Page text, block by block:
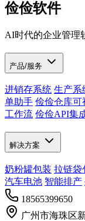
俭俭软件
AI时代的企业管理
产品/服务
进销存系统 生产系
单助手 俭俭仓库可
工作流 俭俭API集
解决方案
奶粉罐包装 拉链袋
汽车电池 智能排产
18565399650
广州市海珠区